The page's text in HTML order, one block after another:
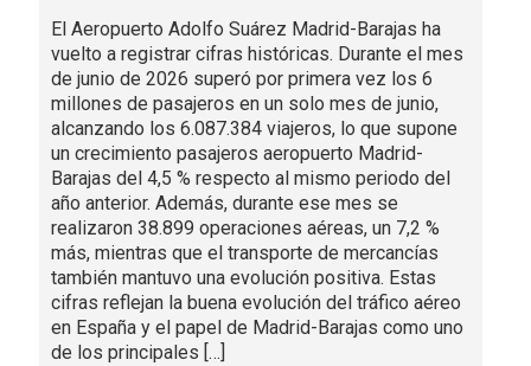
El Aeropuerto Adolfo Suárez Madrid-Barajas ha
vuelto a registrar cifras históricas. Durante el mes
de junio de 2026 superó por primera vez los 6
millones de pasajeros en un solo mes de junio,
alcanzando los 6.087.384 viajeros, lo que supone
un crecimiento pasajeros aeropuerto Madrid-
Barajas del 4,5 % respecto al mismo periodo del
año anterior. Además, durante ese mes se
realizaron 38.899 operaciones aéreas, un 7,2 %
más, mientras que el transporte de mercancías
también mantuvo una evolución positiva. Estas
cifras reflejan la buena evolución del tráfico aéreo
en España y el papel de Madrid-Barajas como uno
de los principales […]